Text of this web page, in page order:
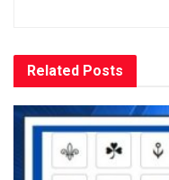
Related Posts